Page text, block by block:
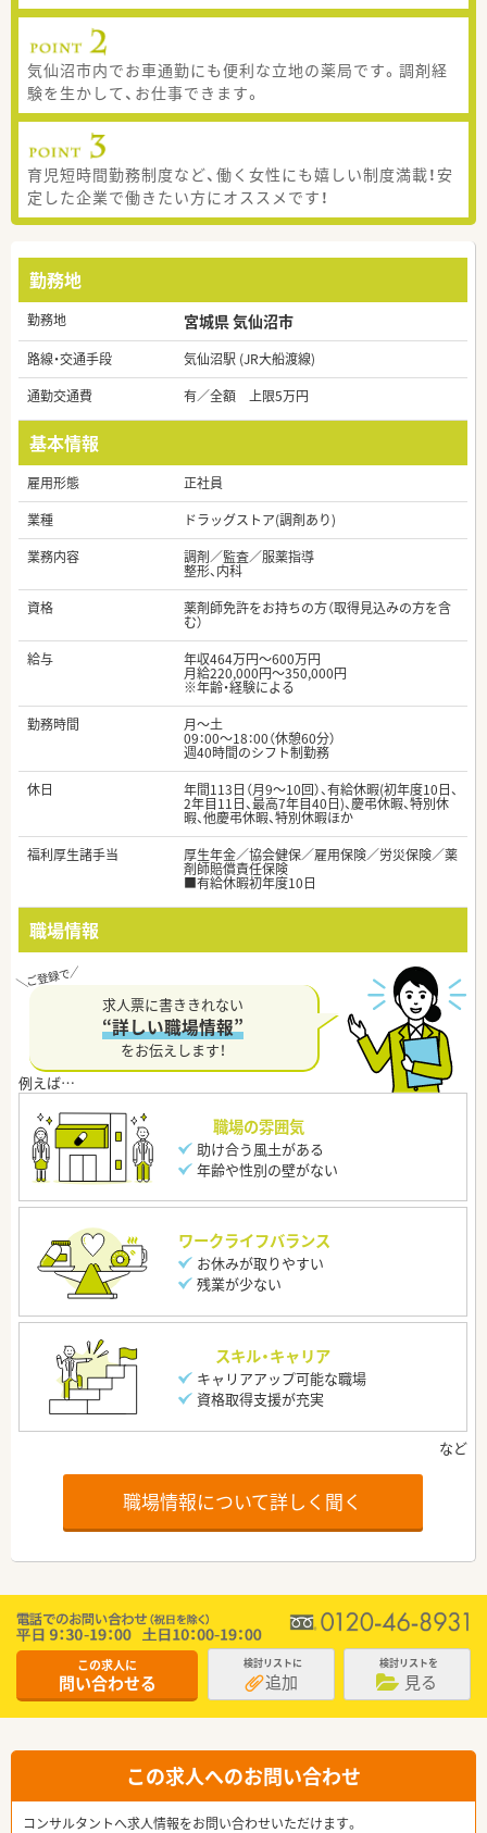
気仙沼市内でお車通勤にも便利な立地の薬局です。調剤経
験を生かして、お仕事できます。
育児短時間勤務制度など、働く女性にも嬉しい制度満載！安
定した企業で働きたい方にオススメです！
勤務地
勤務地 宮城県 気仙沼市
路線・交通手段
気仙沼駅 (JR大船渡線)
通勤交通費
有／全額 上限5万円
基本情報
雇用形態
正社員
業種
ドラッグストア(調剤あり)
業務内容
調剤／監査／服薬指導
整形、内科
資格
薬剤師免許をお持ちの方（取得見込みの方を含
む）
給与
年収464万円～600万円
月給220,000円～350,000円
※年齢・経験による
勤務時間
月～土
09：00～18：00（休憩60分）
週40時間のシフト制勤務
休日
年間113日（月9～10回）、有給休暇(初年度10日、
2年目11日、最高7年目40日)、慶弔休暇、特別休
暇、他慶弔休暇、特別休暇ほか
福利厚生諸手当
厚生年金／協会健保／雇用保険／労災保険／薬
剤師賠償責任保険
■有給休暇初年度10日
職場情報
求人票に書ききれない
“詳しい職場情報”
をお伝えします！
職場の雰囲気
助け合う風土がある
年齢や性別の壁がない
ワークライフバランス
お休みが取りやすい
残業が少ない
スキル・キャリア
キャリアアップ可能な職場
資格取得支援が充実
職場情報について詳しく聞く
この求人に
問い合わせる
検討リストに
追加
検討リストを
見る
この求人へのお問い合わせ
コンサルタントへ求人情報をお問い合わせいただけます。